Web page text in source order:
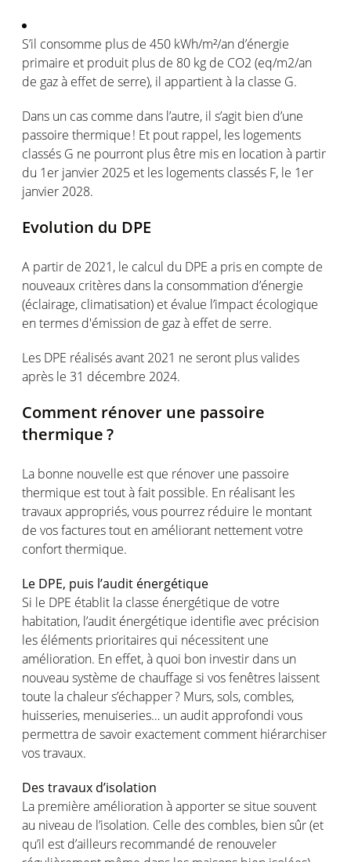
S’il consomme plus de 450 kWh/m²/an d’énergie
primaire et produit plus de 80 kg de CO2 (eq/m2/an
de gazà effet de serre), il appartientà la classe G.
Dans un cas comme dans l’autre, il s’agit bien d’une
passoire thermique! Et pout rappel, les logements
classés G ne pourront plus être mis en locationà partir
du 1er janvier 2025 et les logements classés F, le 1er
janvier 2028.
Evolution du DPE
A partir de 2021, le calcul du DPE a pris en compte de
nouveaux critères dans la consommation d’énergie
(éclairage, climatisation) et évalue l’impact écologique
entermes d'émission de gazà effet de serre.
Les DPE réalisésavant 2021 ne seront plusvalides
après le 31 décembre 2024.
Comment rénover une passoire
thermique?
La bonne nouvelle est que rénover une passoire
thermique esttout à fait possible. En réalisant les
travauxappropriés,vous pourrez réduire le montant
de vosfactures tout enaméliorant nettementvotre
confortthermique.
Le DPE, puis l’audit énergétique
Si le DPE établit la classe énergétique de votre
habitation, l’audit énergétique identifie avec précision
les éléments prioritaires qui nécessitent une
amélioration. En effet, à quoi bon investir dans un
nouveau système de chauffage si vosfenêtres laissent
toute la chaleurs’échapper? Murs, sols, combles,
huisseries, menuiseries… un auditapprofondi vous
permettra de savoir exactement comment hiérarchiser
vostravaux.
Des travaux d’isolation
La première améliorationàapporterse situe souvent
au niveau de l’isolation. Celle des combles, biensûr(et
qu’il est d’ailleurs recommandé de renouveler